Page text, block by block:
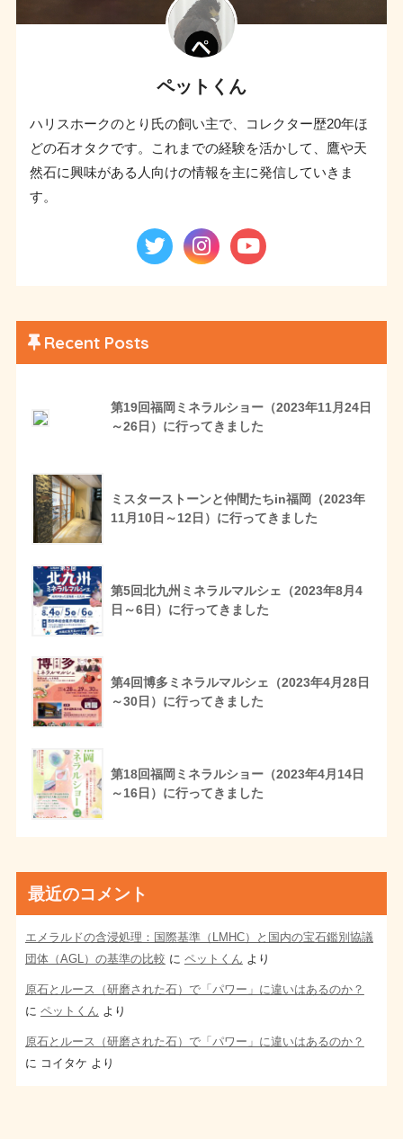
ペットくん
ハリスホークのとり氏の飼い主で、コレクター歴20年ほ
どの石オタクです。これまでの経験を活かして、鷹や天
然石に興味がある人向けの情報を主に発信していきま
す。
Recent Posts
第19回福岡ミネラルショー（2023年11月24日
～26日）に行ってきました
ミスターストーンと仲間たちin福岡（2023年
11月10日～12日）に行ってきました
第5回北九州ミネラルマルシェ（2023年8月4
日～6日）に行ってきました
第4回博多ミネラルマルシェ（2023年4月28日
～30日）に行ってきました
第18回福岡ミネラルショー（2023年4月14日
～16日）に行ってきました
最近のコメント
エメラルドの含浸処理：国際基準（LMHC）と国内の宝石鑑別協議
団体（AGL）の基準の比較 に ペットくん より
原石とルース（研磨された石）で「パワー」に違いはあるのか？
に ペットくん より
原石とルース（研磨された石）で「パワー」に違いはあるのか？
に コイタケ より